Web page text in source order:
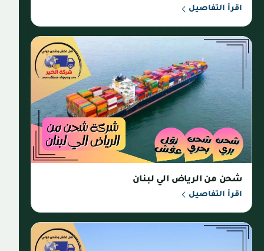
اقرأ التفاصيل
شحن من الرياض الي لبنان
اقرأ التفاصيل